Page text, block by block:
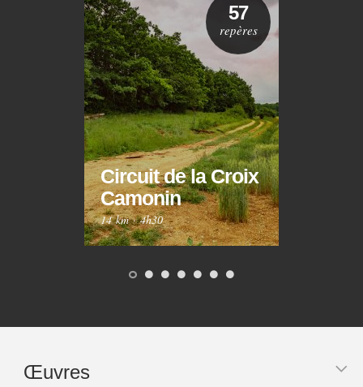
Circuit de la Croix
Camonin
14 km·4h30
57
repères
Œuvres